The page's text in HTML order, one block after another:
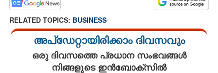
RELATED TOPICS: BUSINESS
അപ്ഡേറ്റായിരിക്കാം ദിവസവും
ഒരു ദിവസത്തെ പ്രധാന സംഭവങ്ങൾ
നിങ്ങളുടെ ഇൻബോക്സിൽ